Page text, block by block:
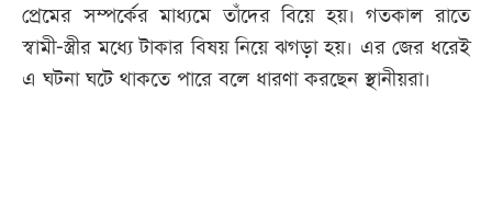
প্রেমের সম্পর্কের মাধ্যমে তাঁদের বিয়ে হয়। গতকাল রাতে
স্বামী-স্ত্রীর মধ্যে টাকার বিষয় নিয়ে ঝগড়া হয়। এর জের ধরেই
এ ঘটনা ঘটে থাকতে পারে বলে ধারণা করছেন স্থানীয়রা।